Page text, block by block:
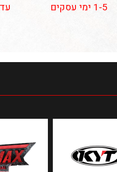
1-5 ימי עסקים